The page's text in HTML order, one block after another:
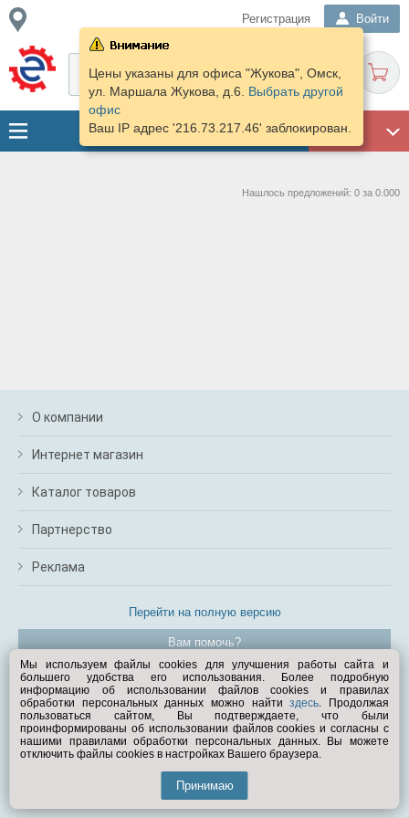
Регистрация Войти
ГАРАЖ
Цены указаны для офиса "Жукова", Омск,
ул. Маршала Жукова, д.6. Выбрать другой
офис
Ваш IP адрес '216.73.217.46' заблокирован.
Нашлось предложений: 0 за 0.000
О компании
Интернет магазин
Каталог товаров
Партнерство
Реклама
Перейти на полную версию
Вам помочь?
© Exist.ru 1998—2026
Мы используем файлы cookies для улучшения работы сайта и
большего удобства его использования. Более подробную
информацию об использовании файлов cookies и правилах
обработки персональных данных можно найтиздесь. Продолжая
пользоваться сайтом, Вы подтверждаете, что были
проинформированы об использовании файлов cookies и согласны с
нашими правилами обработки персональных данных. Вы можете
отключить файлы cookies в настройках Вашего браузера.
Принимаю